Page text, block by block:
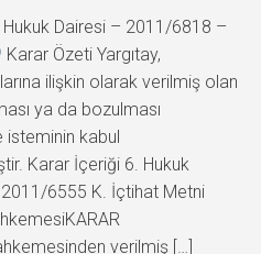
Hukuk Dairesi – 2011/6818 –
Karar Özeti Yargıtay,
ilişkin olarak verilmiş olan
ya da bozulması
isteminin kabul
Karar İçeriği 6. Hukuk
6555 K. İçtihat Metni
verilmiş […]